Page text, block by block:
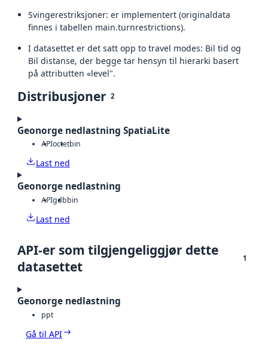
Svingerestriksjoner: er implementert (originaldata
finnes i tabellen main.turnrestrictions).
I datasettet er det satt opp to travel modes: Bil tid og
Bil distanse, der begge tar hensyn til hierarki basert
på attributten «level".
Distribusjoner 2
Geonorge nedlastning SpatiaLite
APIoctetbin
Last ned
Geonorge nedlastning
APIgdbbin
Last ned
API-er som tilgjengeliggjør dette
datasettet
1
Geonorge nedlastning
ppt
Gå til API